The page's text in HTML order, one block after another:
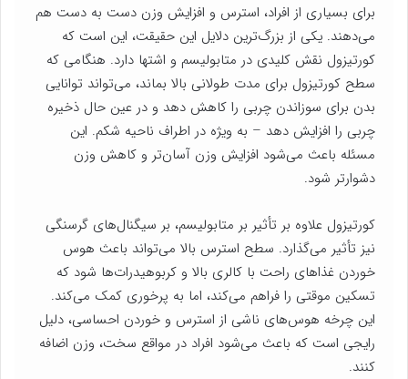
برای بسیاری از افراد، استرس و افزایش وزن دست به دست هم
می‌دهند. یکی از بزرگ‌ترین دلایل این حقیقت، این است که
کورتیزول نقش کلیدی در متابولیسم و اشتها دارد. هنگامی که
سطح کورتیزول برای مدت طولانی بالا بماند، می‌تواند توانایی
بدن برای سوزاندن چربی را کاهش دهد و در عین حال ذخیره
چربی را افزایش دهد – به ویژه در اطراف ناحیه شکم. این
مسئله باعث می‌شود افزایش وزن آسان‌تر و کاهش وزن
دشوارتر شود.
کورتیزول علاوه بر تأثیر بر متابولیسم، بر سیگنال‌های گرسنگی
نیز تأثیر می‌گذارد. سطح استرس بالا می‌تواند باعث هوس
خوردن غذاهای راحت با کالری بالا و کربوهیدرات‌ها شود که
تسکین موقتی را فراهم می‌کند، اما به پرخوری کمک می‌کند.
این چرخه هوس‌های ناشی از استرس و خوردن احساسی، دلیل
رایجی است که باعث می‌شود افراد در مواقع سخت، وزن اضافه
کنند.